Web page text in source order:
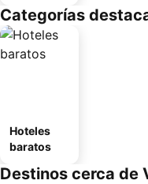
o
Categorías
Hoteles
baratos
Destinos cerca de